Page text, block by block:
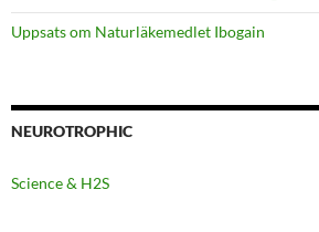
Uppsats om Naturläkemedlet Ibogain
NEUROTROPHIC
Science & H2S